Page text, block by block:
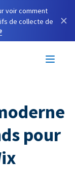
voir comment
de collecte de
×
pour